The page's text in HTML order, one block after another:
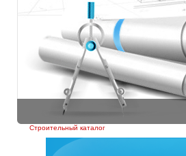
Строительный каталог